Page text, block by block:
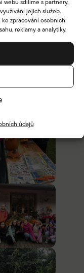
jejich služeb.
zpracování osobních
reklamy a analytiky.
údajů